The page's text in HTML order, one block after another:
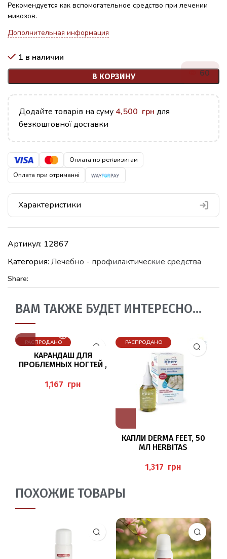
Рекомендуется как вспомогательное средство при лечении
микозов.
Дополнительная информация
1 в наличии
В КОРЗИНУ 60
Додайте товарів на суму 4,500 грн для
безкоштовної доставки
Оплата по реквизитам
Оплата при отриманні
Характеристики
Артикул: 12867
Категория: Лечебно - профилактические средства
Share:
ВАМ ТАКЖЕ БУДЕТ ИНТЕРЕСНО…
РАСПРОДАНО
КАРАНДАШ ДЛЯ
ПРОБЛЕМНЫХ НОГТЕЙ ,
грн
РАСПРОДАНО
КАПЛИ DERMA FEET, 50
МЛ HERBITAS
грн
ПОХОЖИЕ ТОВАРЫ